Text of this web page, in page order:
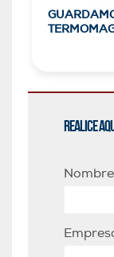
Realice
Nombre